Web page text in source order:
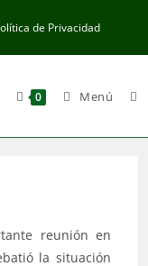
de Privacidad
0 Menú
reunión en
la situación